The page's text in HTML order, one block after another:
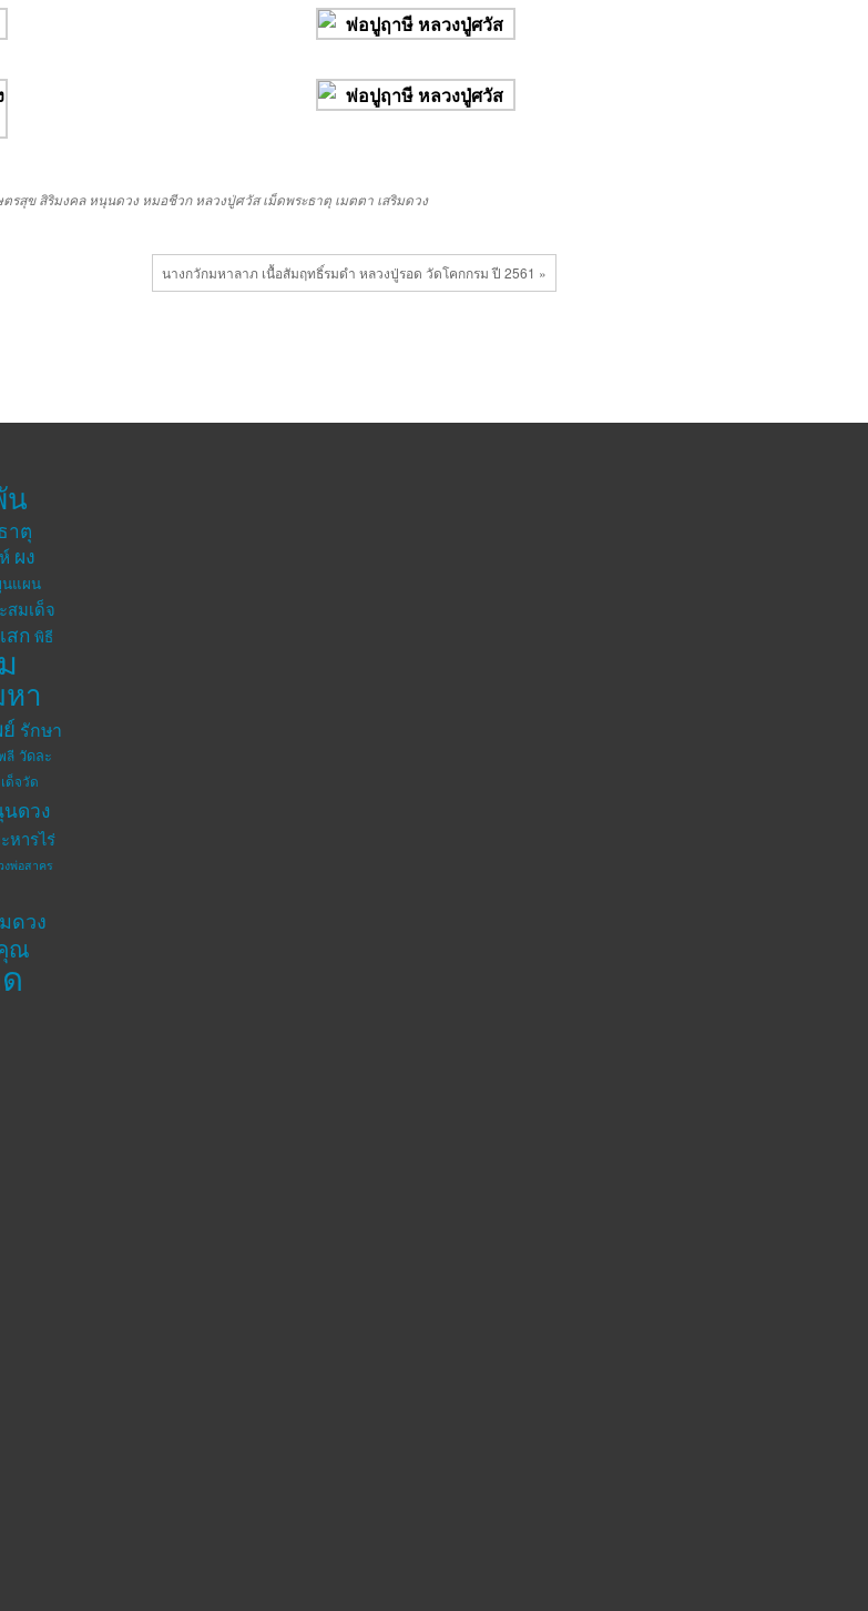
ตรสุข สิริมงคล หนุนดวง หมอชีวก หลวงปู่ศวัส เม็ดพระธาตุ เมตตา เสริมดวง
นางกวักมหาลาภ เนื้อสัมฤทธิ์รมดำ หลวงปู่รอด วัดโคกกรม ปี 2561 »
น
าตุ
ผง
แผน
สมเด็จ
สก พิธี
า
รักษา
ลี วัดละ
ด็จวัด
ดวง
หารไร่
งพ่อสาคร
ดวง
ณ